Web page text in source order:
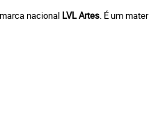
nacional LVL Artes. É um